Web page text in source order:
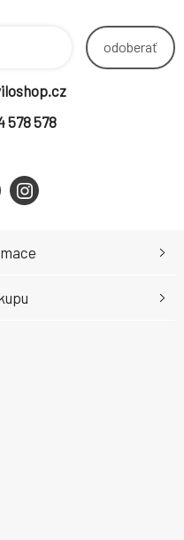
odoberať
578 578